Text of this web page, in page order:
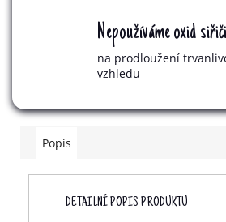
Nepoužíváme oxid
na prodloužení
vzhledu
Popis
DETAILNÍ POPIS PRODUKTU